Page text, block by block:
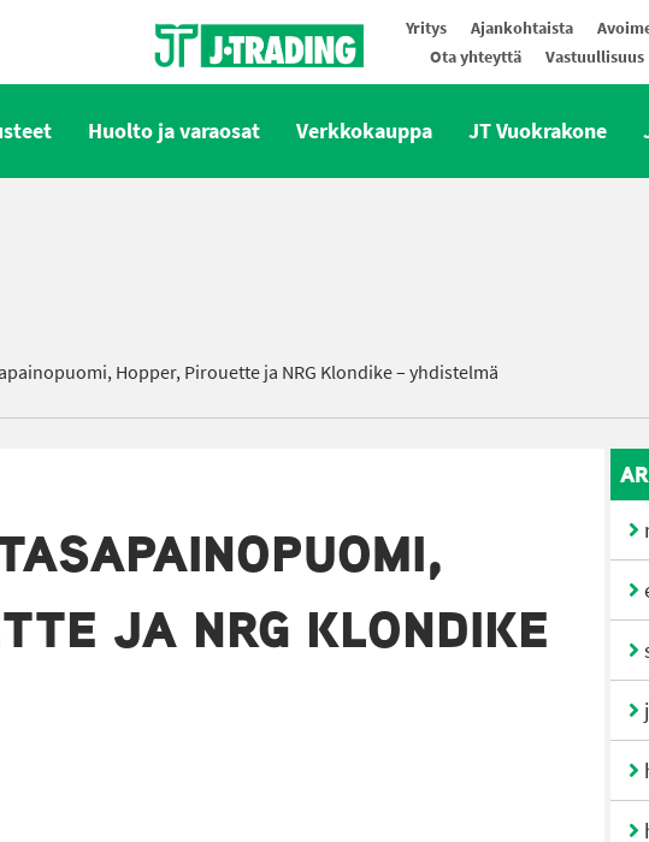
Yritys Ajankohtaista
Ota yhteyttä
Vastuullisuus
Huolto ja varaosat Verkkokauppa JT Vuokrakone
Hopper, Pirouette ja NRG Klondike – yhdistelmä
JA NRG KLONDIKE